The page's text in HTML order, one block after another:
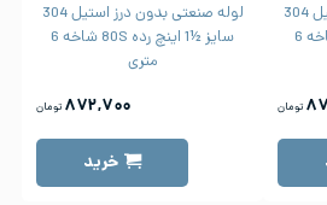
لوله صنعتی بدون درز استیل 304
سایز ½1 اینچ رده 10S شاخه 6
تومان
لوله صنعتی بدون درز استیل 304
سایز ½1 اینچ رده 80S شاخه 6
متری
۸۷۲,۷۰۰ تومان
خرید